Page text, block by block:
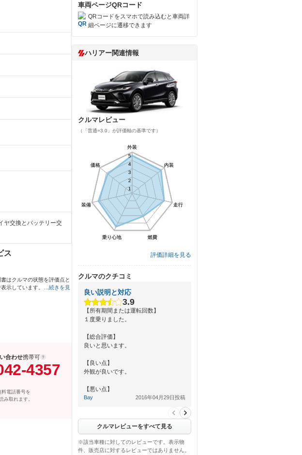
ヤ交換とバッテリー交
ス
はクルマの状態を評価点と
示しています。
…続きを見
合わせ携帯可
4357
料電話番号を
み取れます。
車両ページQRコード
QRコードをスマホで読み込むと車両詳
細ページに遷移できます
ハリアー関連情報
クルマレビュー
（「普通=3.0」が評価軸の基準です）
外装
内装
走行
燃費
乗り心地
装備
価格
1
2
3
4
5
外装
内装
走行
燃費
乗り心地
装備
価格
1
2
3
4
5
評価詳細を見る
クルマのクチコミ
良い説明と対応
3.9
【所有期間または運転回数】
１度乗りました。
【総合評価】
良いと思います。
【良い点】
外観が良いです。
【悪い点】
Bay 2016年04月29日投稿
クルマレビューをすべて見る
※該当車種に対してのレビューです。表示物
件、販売店に対するレビューではありません。